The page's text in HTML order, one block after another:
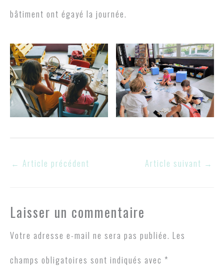
bâtiment ont égayé la journée.
← Article précédent Article suivant →
Laisser un commentaire
Votre adresse e-mail ne sera pas publiée. Les
champs obligatoires sont indiqués avec *